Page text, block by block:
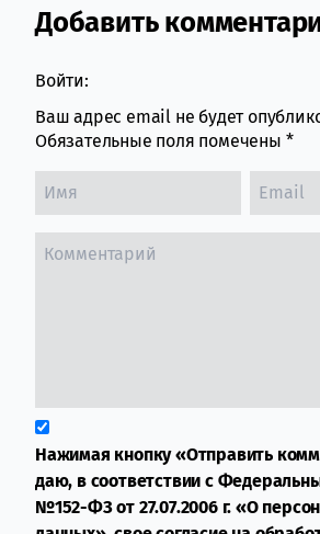
Comment section
Добавить
Войти:
Ваш адрес email не будет
Обязательные поля помечены *
Нажимая кнопку «Отправить
даю, в соответствии с
№152-ФЗ от 27.07.2006 г. «О